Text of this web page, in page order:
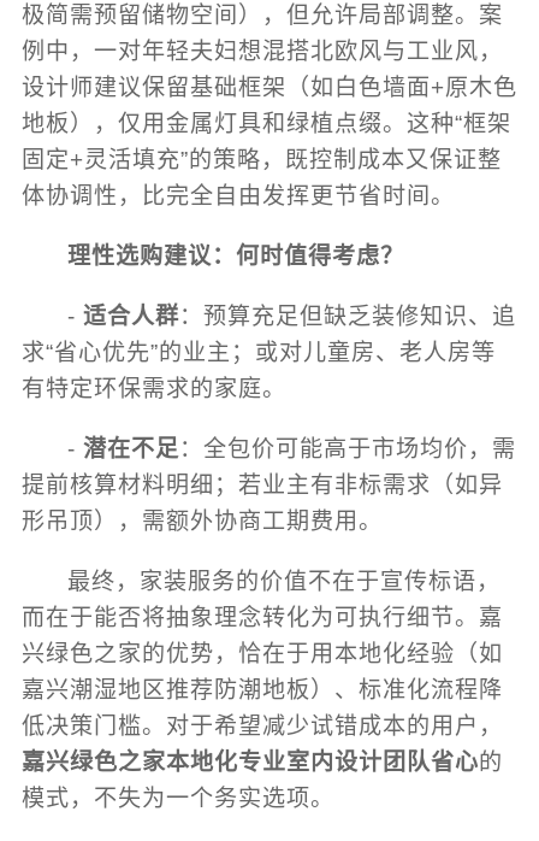
极简需预留储物空间），但允许局部调整。案
例中，一对年轻夫妇想混搭北欧风与工业风，
设计师建议保留基础框架（如白色墙面+原木色
地板），仅用金属灯具和绿植点缀。这种“框架
固定+灵活填充”的策略，既控制成本又保证整
体协调性，比完全自由发挥更节省时间。
理性选购建议：何时值得考虑？
-适合人群：预算充足但缺乏装修知识、追
求“省心优先”的业主；或对儿童房、老人房等
有特定环保需求的家庭。
-潜在不足 ：全包价可能高于市场均价，需
提前核算材料明细；若业主有非标需求（如异
形吊顶），需额外协商工期费用。
最终，家装服务的价值不在于宣传标语，
而在于能否将抽象理念转化为可执行细节。嘉
兴绿色之家的优势，恰在于用本地化经验（如
嘉兴潮湿地区推荐防潮地板）、标准化流程降
低决策门槛。对于希望减少试错成本的用户，
嘉兴绿色之家本地化专业室内设计团队省心的
模式，不失为一个务实选项。